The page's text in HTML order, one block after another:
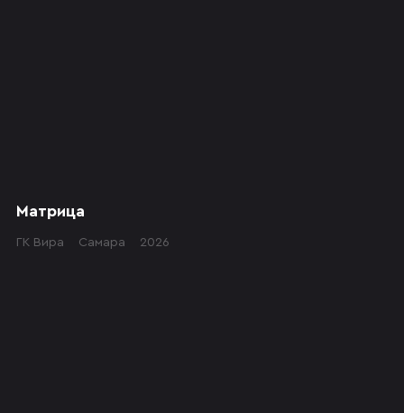
Матрица
ГК Вира Самара 2026